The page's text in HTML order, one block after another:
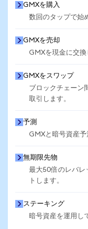
GMXを購入
数回のタップで始
GMXを売却
GMXを現金に交換
GMXをスワップ
ブロックチェーン
取引します。
予測
GMXと暗号資産予
無期限先物
最大50倍のレバレ
トします。
ステーキング
暗号資産を運用し